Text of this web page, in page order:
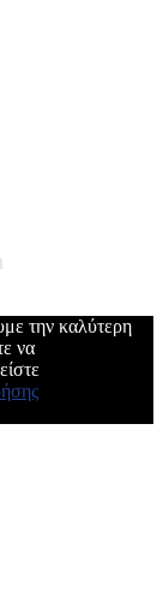
την καλύτερη
να